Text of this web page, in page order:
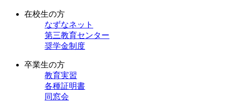
在校生の方
なずなネット
第三教育センター
奨学金制度
卒業生の方
教育実習
各種証明書
同窓会